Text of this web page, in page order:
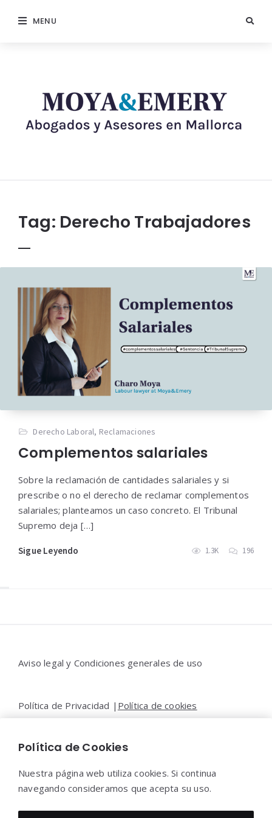
MENU
Tag: Derecho Trabajadores
Derecho Laboral, Reclamaciones
Complementos salariales
Sobre la reclamación de cantidades salariales y si
prescribe o no el derecho de reclamar complementos
salariales; planteamos un caso concreto. El Tribunal
Supremo deja […]
Sigue Leyendo 1.3K 196
Aviso legal y Condiciones generales de uso
Política de Privacidad | Política de cookies
Contacto |Moya&Emery
Política de Cookies
Nuestra página web utiliza cookies. Si continua
navegando consideramos que acepta su uso.